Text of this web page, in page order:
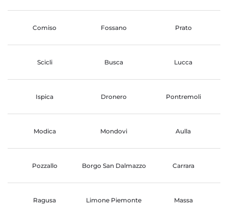
Comiso Fossano Prato
Scicli Busca Lucca
Ispica Dronero Pontremoli
Modica Mondovi Aulla
Pozzallo Borgo San Dalmazzo Carrara
Ragusa Limone Piemonte Massa